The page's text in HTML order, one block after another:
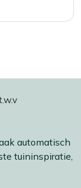
automatisch
tuininspiratie,